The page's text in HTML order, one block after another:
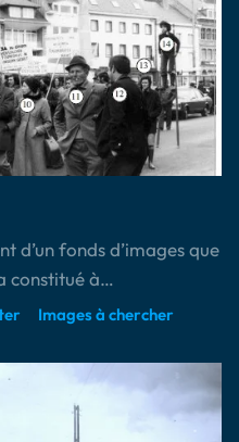
d’un fonds d’images que
constitué à…
Images à chercher